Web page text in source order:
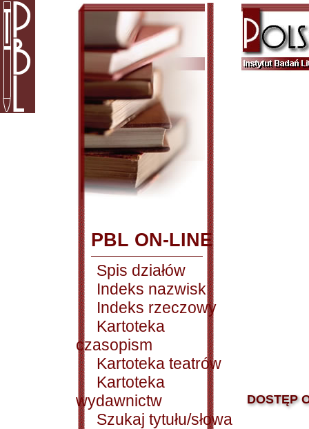
PBL ON-LINE
Spis działów
Indeks nazwisk
Indeks rzeczowy
Kartoteka
czasopism
Kartoteka teatrów
Kartoteka
wydawnictw
Szukaj tytułu/słowa
DOSTĘP